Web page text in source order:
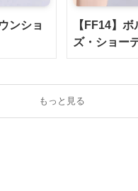
ンショ
【FF14】
ズ・ショー
もっと見る